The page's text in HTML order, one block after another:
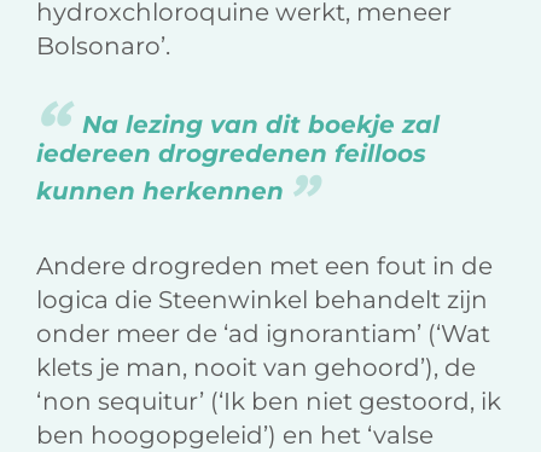
hydroxchloroquine werkt, meneer
Bolsonaro’.
Na lezing van dit boekje zal
iedereen drogredenen feilloos
kunnen herkennen
Andere drogreden met een fout in de
logica die Steenwinkel behandelt zijn
onder meer de ‘ad ignorantiam’ (‘Wat
klets je man, nooit van gehoord’), de
‘non sequitur’ (‘Ik ben niet gestoord, ik
ben hoogopgeleid’) en het ‘valse